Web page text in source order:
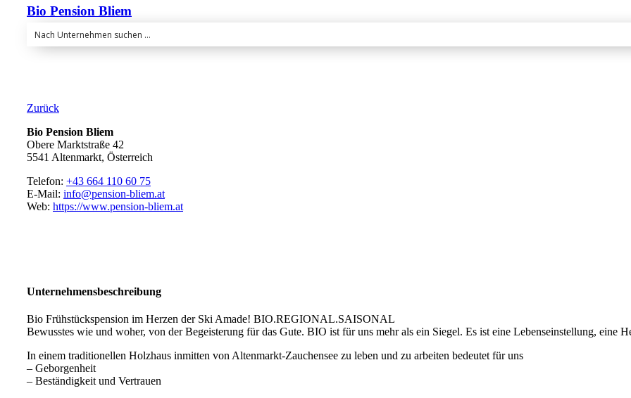
Bio Pension Bliem
Zurück
Bio Pension Bliem
Obere Marktstraße 42
5541 Altenmarkt, Österreich
Telefon: +43 664 110 60 75
E-Mail: info@pension-bliem.at
Web: https://www.pension-bliem.at
Unternehmensbeschreibung
Bio Frühstückspension im Herzen der Ski Amade! BIO.REGIONAL.SAISONAL
Bewusstes wie und woher, von der Begeisterung für das Gute. BIO ist für uns mehr als ein Siegel. Es ist eine Lebenseinstellung, eine
In einem traditionellen Holzhaus inmitten von Altenmarkt-Zauchensee zu leben und zu arbeiten bedeutet für uns
– Geborgenheit
– Beständigkeit und Vertrauen